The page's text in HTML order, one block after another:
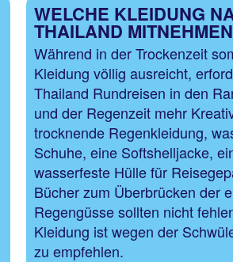
WELCHE KLEIDUNG
THAILAND
Während in der Trockenzeit
Kleidung völlig ausreicht,
Thailand Rundreisen in den
und der Regenzeit mehr
trocknende Regenkleidung,
Schuhe, eine Softshelljacke,
wasserfeste Hülle für
Bücher zum Überbrücken der
Regengüsse sollten nicht
Kleidung ist wegen der
zu empfehlen.